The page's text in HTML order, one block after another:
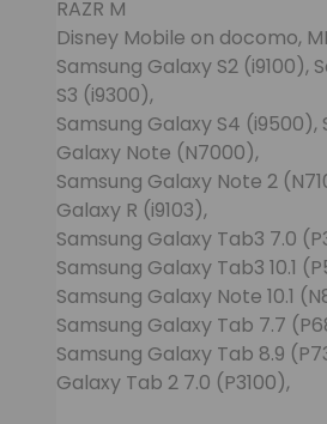
RAZR M
Disney Mobile on docomo,
Samsung Galaxy S2 (i9100),
S3 (i9300),
Samsung Galaxy S4
Galaxy Note (N7000),
Samsung Galaxy Note 2
Galaxy R (i9103),
Samsung Galaxy Tab3 7.0
Samsung Galaxy Tab3 10.1
Samsung Galaxy Note 10.1
Samsung Galaxy Tab 7.7
Samsung Galaxy Tab 8.9
Galaxy Tab 2 7.0 (P3100),